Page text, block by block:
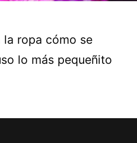
ropa cómo se
lo más pequeñito